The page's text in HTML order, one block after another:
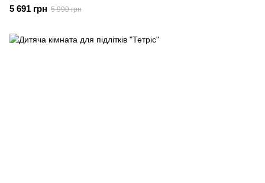
5 691 грн 5 990 грн